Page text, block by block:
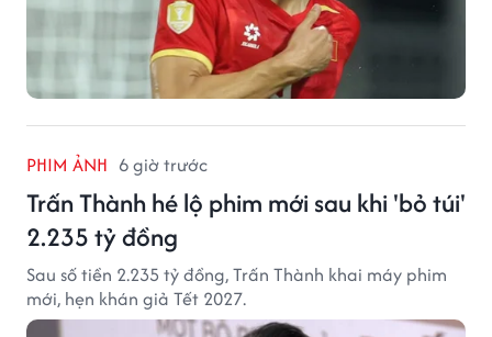
PHIM ẢNH 6 giờ trước
Trấn Thành hé lộ phim mới sau khi 'bỏ túi'
2.235 tỷ đồng
Sau số tiền 2.235 tỷ đồng, Trấn Thành khai máy phim
mới, hẹn khán giả Tết 2027.